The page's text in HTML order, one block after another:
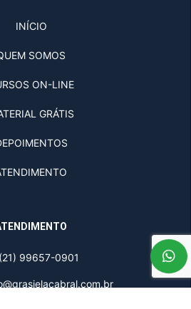
INÍCIO
SOMOS
ON-LINE
GRÁTIS
(21) 99657-0901